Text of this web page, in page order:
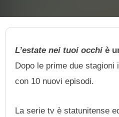
L’estate nei tuoi occhi è
Dopo le prime due
con 10 nuovi episodi.
La serie tv è statunitense